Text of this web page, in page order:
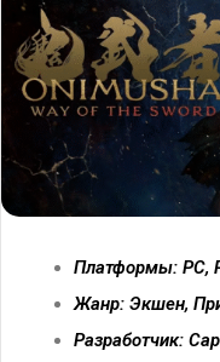
Платформы: PC,
Жанр: Экшен,
Разработчик: